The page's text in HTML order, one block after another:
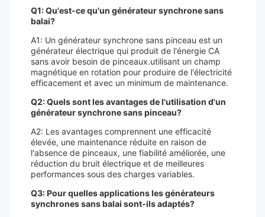
Q1: Qu'est-ce qu'un générateur synchrone sans
balai?
A1: Un générateur synchrone sans pinceau est un
générateur électrique qui produit de l'énergie CA
sans avoir besoin de pinceaux.utilisant un champ
magnétique en rotation pour produire de l'électricité
efficacement et avec un minimum de maintenance.
Q2: Quels sont les avantages de l'utilisation d'un
générateur synchrone sans pinceau?
A2: Les avantages comprennent une efficacité
élevée, une maintenance réduite en raison de
l'absence de pinceaux, une fiabilité améliorée, une
réduction du bruit électrique et de meilleures
performances sous des charges variables.
Q3: Pour quelles applications les générateurs
synchrones sans balai sont-ils adaptés?